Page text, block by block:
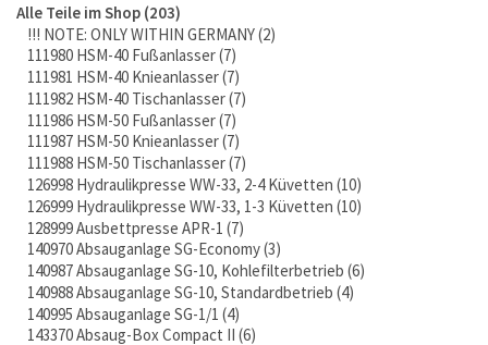
Alle Teile im Shop 203
!!! NOTE: ONLY WITHIN GERMANY 2
111980 HSM-40 Fußanlasser 7
111981 HSM-40 Knieanlasser 7
111982 HSM-40 Tischanlasser 7
111986 HSM-50 Fußanlasser 7
111987 HSM-50 Knieanlasser 7
111988 HSM-50 Tischanlasser 7
126998 Hydraulikpresse WW-33, 2-4 Küvetten 10
126999 Hydraulikpresse WW-33, 1-3 Küvetten 10
128999 Ausbettpresse APR-1 7
140970 Absauganlage SG-Economy 3
140987 Absauganlage SG-10, Kohlefilterbetrieb 6
140988 Absauganlage SG-10, Standardbetrieb 4
140995 Absauganlage SG-1/1 4
143370 Absaug-Box Compact II 6